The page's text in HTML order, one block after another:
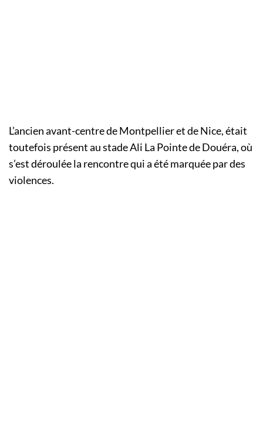
L’ancien avant-centre de Montpellier et de Nice, était
toutefois présent au stade Ali La Pointe de Douéra, où
s’est déroulée la rencontre qui a été marquée par des
violences.